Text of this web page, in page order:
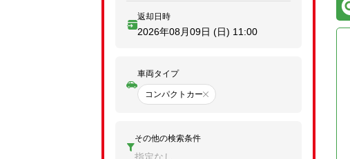
返却日時
2026年08月09日 (日) 11:00
車両タイプ
コンパクトカー
その他の検索条件